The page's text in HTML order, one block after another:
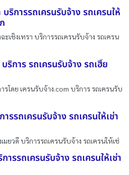
บริการรถเครนรับจ้าง รถเครนให้
ะเชิงเทรา บริการรถเครนรับจ้าง รถเครน
ริการ รถเครนรับจ้าง รถเฮี๊ย
โดย เครนรับจ้าง.com บริการ รถเครนรับ
รรถเครนรับจ้าง รถเครนให้เช่า
มยวดี บริการรถเครนรับจ้าง รถเครนให้เช่
รรถเครนรับจ้าง รถเครนให้เช่า